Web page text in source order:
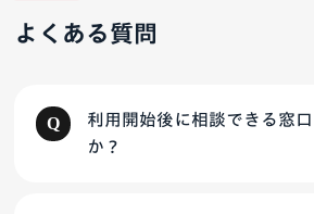
よくある質問
利用開始後に相談できる窓
か？